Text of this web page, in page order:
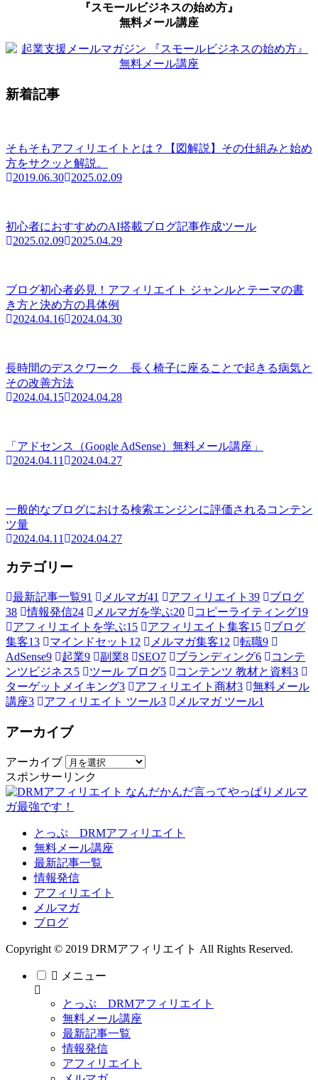
『スモールビジネスの始め方』
無料メール講座
新着記事
そもそもアフィリエイトとは？【図解説】その仕組みと始め
方をサクッと解説。
2019.06.30
2025.02.09
初心者におすすめのAI搭載ブログ記事作成ツール
2025.02.09
2025.04.29
ブログ初心者必見！アフィリエイト ジャンルとテーマの書
き方と決め方の具体例
2024.04.16
2024.04.30
長時間のデスクワーク 長く椅子に座ることで起きる病気と
その改善方法
2024.04.15
2024.04.28
「アドセンス（Google AdSense）無料メール講座」
2024.04.11
2024.04.27
一般的なブログにおける検索エンジンに評価されるコンテン
ツ量
2024.04.11
2024.04.27
カテゴリー
最新記事一覧91 メルマガ41 アフィリエイト 39
ブログ
38
情報発信24 メルマガを学ぶ20 コピーライティング19
アフィリエイトを学ぶ15 アフィリエイト集客15
ブログ
集客13 マインドセット 12 メルマガ集客12 転職9
AdSense9 起業9 副業8 SEO7 ブランディング6
コンテ
ンツビジネス5 ツール ブログ5 コンテンツ 教材と資料3
ターゲットメイキング3 アフィリエイト商材3
無料メール
講座3 アフィリエイト ツール3 メルマガ ツール1
アーカイブ
アーカイブ
スポンサーリンク
とっぷ DRMアフィリエイト
無料メール講座
最新記事一覧
情報発信
アフィリエイト
メルマガ
ブログ
Copyright © 2019 DRMアフィリエイト All Rights Reserved.
メニュー
とっぷ DRMアフィリエイト
無料メール講座
最新記事一覧
情報発信
アフィリエイト